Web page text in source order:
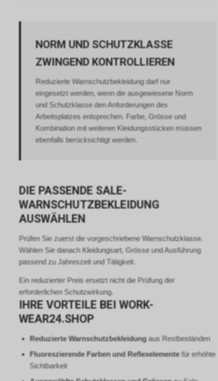
NORM UND SCHUTZKLASSE
ZWINGEND KONTROLLIEREN
Reduzierte Warnschutzbekleidung darf nur
eingesetzt werden, wenn die ausgewiesene Norm
und Schutzklasse den Anforderungen des
Arbeitsplatzes entsprechen. Farbe, Grösse und
Kombination mit weiteren Kleidungsstücken müssen
ebenfalls berücksichtigt werden.
DIE PASSENDE SALE-
WARNSCHUTZBEKLEIDUNG
AUSWÄHLEN
Prüfen Sie zuerst die vorgeschriebene Warnschutzklasse.
Wählen Sie danach Kleidungsart, Grösse und Ausführung
passend zu Jahreszeit und Tätigkeit.
Ein reduzierter Preis ersetzt nicht die Prüfung der
erforderlichen Schutzwirkung.
IHRE VORTEILE BEI WORK-
WEAR24.SHOP
Reduzierte Warnschutzbekleidung aus Restbeständen
Fluoreszierende Farben und Reflexelementefür erhöhte
Sichtbarkeit